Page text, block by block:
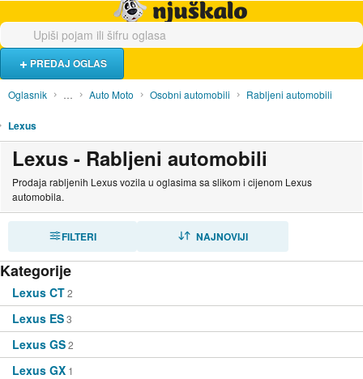
PREDAJ OGLAS
Oglasnik … Auto Moto Osobni automobili Rabljeni automobili
Lexus
Lexus - Rabljeni automobili
Prodaja rabljenih Lexus vozila u oglasima sa slikom i cijenom Lexus
automobila.
FILTERI NAJNOVIJI
Kategorije
Lexus CT2
Lexus ES3
Lexus GS2
Lexus GX 1